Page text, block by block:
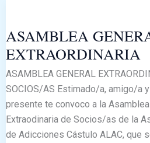
ASAMBLEA
EXTRAORDINARIA
ASAMBLEA GENERAL
SOCIOS/AS Estimado/a, amigo/a
presente te convoco a la Asamblea
Extraodinaria de Socios/as de la
de Adicciones Cástulo ALAC, que
EXTRAORDINARIA